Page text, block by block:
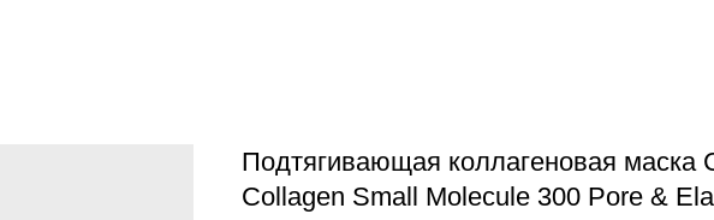
Подтягивающая коллагеновая маска
Collagen Small Molecule 300 Pore &